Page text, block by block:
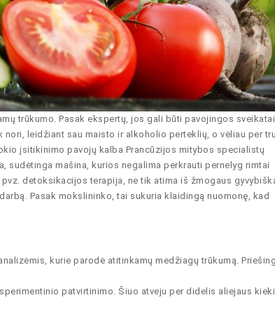
trūkumo. Pasak ekspertų, jos gali būti pavojingos
leidžiant sau maisto ir alkoholio perteklių, o vėliau per
įsitikinimo pavojų kalba Prancūzijos mitybos specialistų
sudėtinga mašina, kurios negalima perkrauti pernelyg rimtai
detoksikacijos terapija, ne tik atima iš žmogaus
Pasak mokslininko, tai sukuria klaidingą nuomonę, kad
kurie parodė atitinkamų medžiagų trūkumą.
patvirtinimo. Šiuo atveju per didelis aliejaus